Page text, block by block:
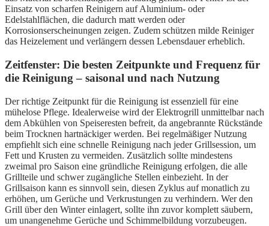
Einsatz von scharfen Reinigern auf Aluminium- oder
Edelstahlflächen, die dadurch matt werden oder
Korrosionserscheinungen zeigen. Zudem schützen milde Reiniger
das Heizelement und verlängern dessen Lebensdauer erheblich.
Zeitfenster: Die besten Zeitpunkte und Frequenz für
die Reinigung – saisonal und nach Nutzung
Der richtige Zeitpunkt für die Reinigung ist essenziell für eine
mühelose Pflege. Idealerweise wird der Elektrogrill unmittelbar nach
dem Abkühlen von Speiseresten befreit, da angebrannte Rückstände
beim Trocknen hartnäckiger werden. Bei regelmäßiger Nutzung
empfiehlt sich eine schnelle Reinigung nach jeder Grillsession, um
Fett und Krusten zu vermeiden. Zusätzlich sollte mindestens
zweimal pro Saison eine gründliche Reinigung erfolgen, die alle
Grillteile und schwer zugängliche Stellen einbezieht. In der
Grillsaison kann es sinnvoll sein, diesen Zyklus auf monatlich zu
erhöhen, um Gerüche und Verkrustungen zu verhindern. Wer den
Grill über den Winter einlagert, sollte ihn zuvor komplett säubern,
um unangenehme Gerüche und Schimmelbildung vorzubeugen.